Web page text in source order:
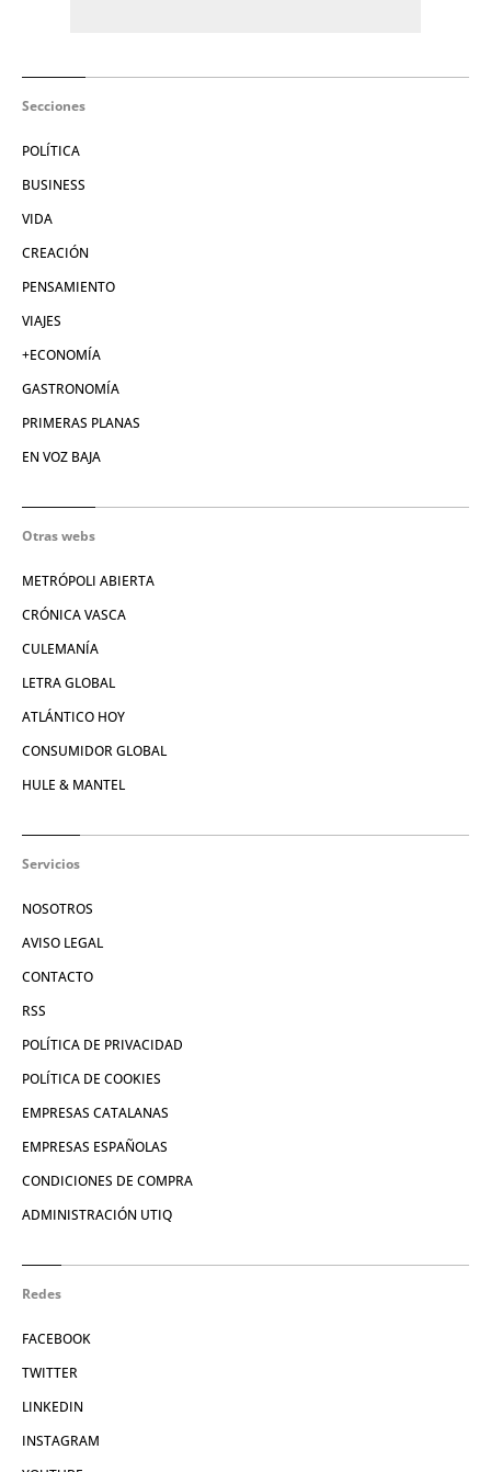
Secciones
POLÍTICA
BUSINESS
VIDA
CREACIÓN
PENSAMIENTO
VIAJES
+ECONOMÍA
GASTRONOMÍA
PRIMERAS PLANAS
EN VOZ BAJA
Otras webs
METRÓPOLI ABIERTA
CRÓNICA VASCA
CULEMANÍA
LETRA GLOBAL
ATLÁNTICO HOY
CONSUMIDOR GLOBAL
HULE & MANTEL
Servicios
NOSOTROS
AVISO LEGAL
CONTACTO
RSS
POLÍTICA DE PRIVACIDAD
POLÍTICA DE COOKIES
EMPRESAS CATALANAS
EMPRESAS ESPAÑOLAS
CONDICIONES DE COMPRA
ADMINISTRACIÓN UTIQ
Redes
FACEBOOK
TWITTER
LINKEDIN
INSTAGRAM